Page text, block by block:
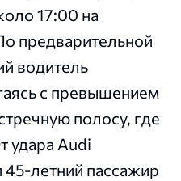
17:00 на
предварительной
водитель
с превышением
полосу, где
удара Audi
45-летний пассажир